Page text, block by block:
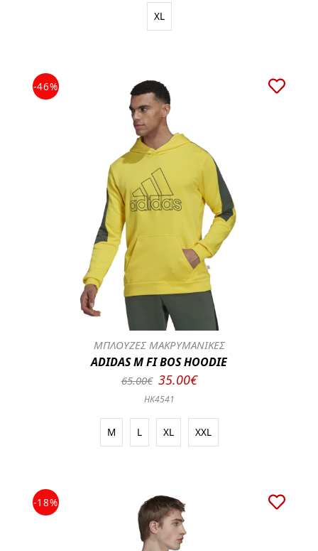
XL
-46%
ΜΠΛΟΥΖΕΣ ΜΑΚΡΥΜΑΝΙΚΕΣ
ADIDAS M FI BOS HOODIE
65.00€ 35.00€
HK4541
M L XL XXL
-18%